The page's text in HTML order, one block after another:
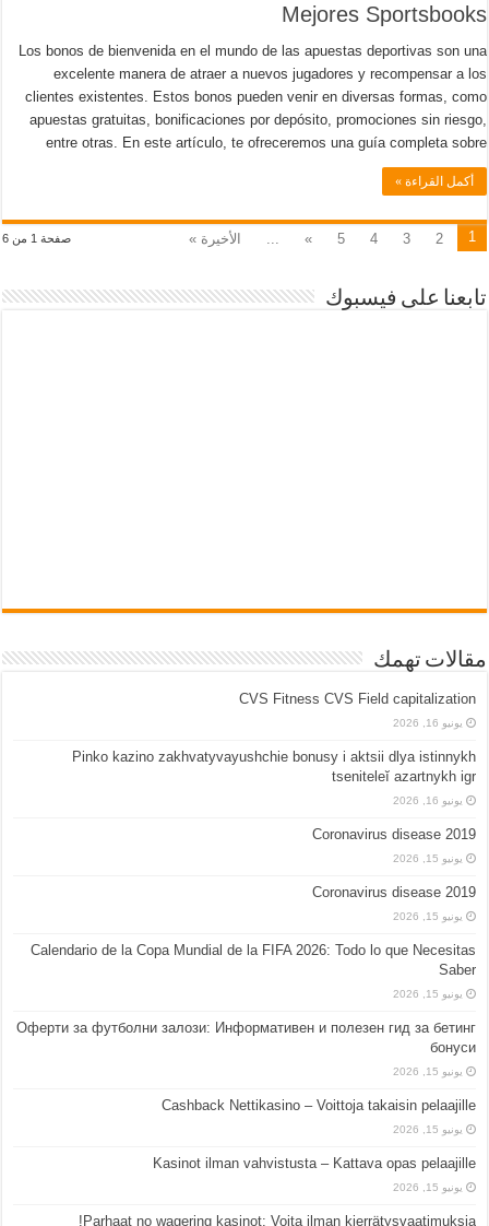
Mejores Sportsbooks
Los bonos de bienvenida en el mundo de las apuestas deportivas son una
excelente manera de atraer a nuevos jugadores y recompensar a los
clientes existentes. Estos bonos pueden venir en diversas formas, como
apuestas gratuitas, bonificaciones por depósito, promociones sin riesgo,
entre otras. En este artículo, te ofreceremos una guía completa sobre
أكمل القراءة »
صفحة 1 من 6 1
2
3
4
5
»
... الأخيرة »
تابعنا على فيسبوك
مقالات تهمك
CVS Fitness CVS Field capitalization
يونيو 16, 2026
Pinko kazino zakhvatyvayushchie bonusy i aktsii dlya istinnykh
tseniteleĭ azartnykh igr
يونيو 16, 2026
Coronavirus disease 2019
يونيو 15, 2026
Coronavirus disease 2019
يونيو 15, 2026
Calendario de la Copa Mundial de la FIFA 2026: Todo lo que Necesitas
Saber
يونيو 15, 2026
Оферти за футболни залози: Информативен и полезен гид за бетинг
бонуси
يونيو 15, 2026
Cashback Nettikasino – Voittoja takaisin pelaajille
يونيو 15, 2026
Kasinot ilman vahvistusta – Kattava opas pelaajille
يونيو 15, 2026
Parhaat no wagering kasinot: Voita ilman kierrätysvaatimuksia!